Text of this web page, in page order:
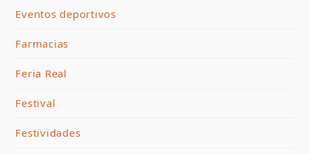
Eventos deportivos
Farmacias
Feria Real
Festival
Festividades